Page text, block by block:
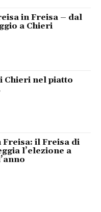
in Freisa – dal
a Chieri
Chieri nel piatto
Freisa: il Freisa di
l’elezione a